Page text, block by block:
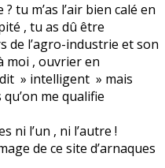
tu m’as l’air bien calé en
, tu as dû être
de l’agro-industrie et son
moi , ouvrier en
dit » intelligent » mais
me qualifie
ni l’un , ni l’autre !
de ce site d’arnaques